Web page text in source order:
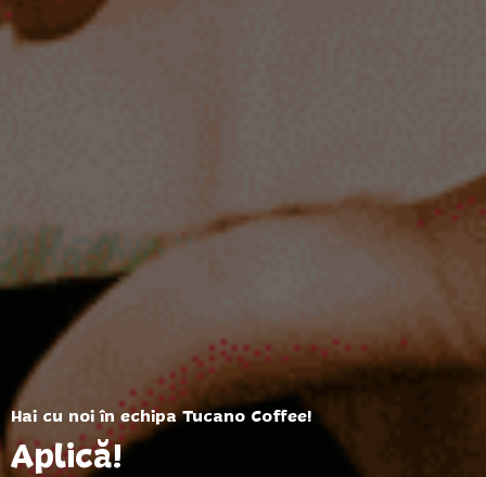
Hai cu noi în echipa Tucano Coffee!
Aplică!